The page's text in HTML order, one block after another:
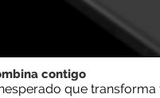
contigo
que